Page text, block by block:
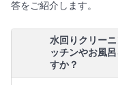
答をご紹介します。
水回りクリー
ッチンやお風
すか？